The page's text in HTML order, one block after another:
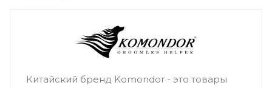
Китайский бренд Komondor - это товары